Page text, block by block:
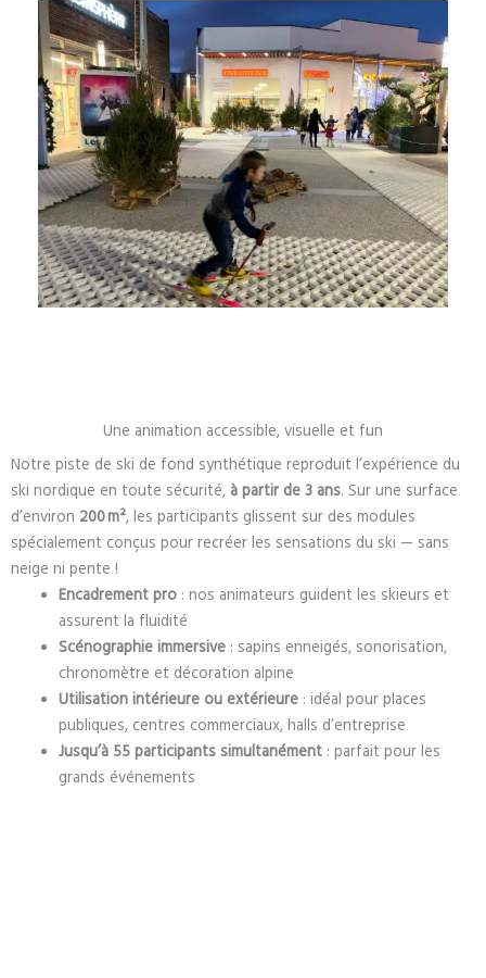
Une animation accessible, visuelle et fun
Notre piste de ski de fond synthétique reproduit l’expérience du
ski nordique en toute sécurité, à partir de 3 ans. Sur une surface
d’environ 200 m², les participants glissent sur des modules
spécialement conçus pour recréer les sensations du ski — sans
neige ni pente !
Encadrement pro: nos animateurs guident les skieurs et
assurent la fluidité
Scénographie immersive: sapins enneigés, sonorisation,
chronomètre et décoration alpine
Utilisation intérieure ou extérieure: idéal pour places
publiques, centres commerciaux, halls d’entreprise
Jusqu’à 55 participants simultanément: parfait pour les
grands événements